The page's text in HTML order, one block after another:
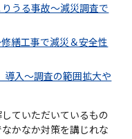
うる事故～減災調査で
繕工事で減災＆安全性
入～調査の範囲拡大や
ていただいているもの
かなか対策を講じれな